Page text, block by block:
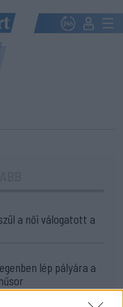
a női válogatott a
lép pályára a